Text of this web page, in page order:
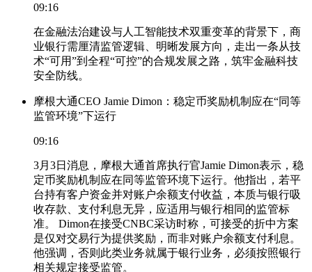
09:16
在金融法治建设与人工智能技术双重变革的背景下，商
业银行需厘清监管逻辑、明晰发展方向，走出一条从技
术“可用”到全程“可控”的合规发展之路，筑牢金融科技
安全防线。
摩根大通CEO Jamie Dimon：稳定币奖励机制应在“同等
监管环境”下运行
09:16
3月3日消息，摩根大通首席执行官Jamie Dimon表示，稳
定币奖励机制应在同等监管环境下运行。他指出，若平
台持有客户资金并对账户余额支付收益，本质与银行吸
收存款、支付利息无异，应适用与银行相同的监管标
准。 Dimon在接受CNBC采访时称，可接受的折中方案
是仅对交易行为提供奖励，而非对账户余额支付利息。
他强调，否则此类业务就属于银行业务，必须按照银行
相关规定接受监管。